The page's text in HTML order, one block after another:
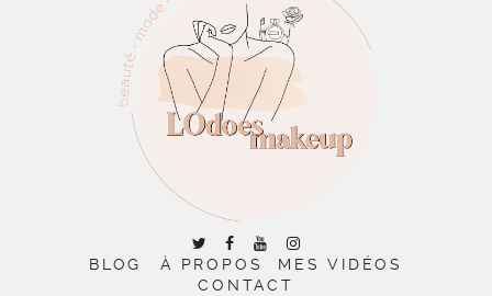
BLOG À PROPOS
MES VIDÉOS
CONTACT